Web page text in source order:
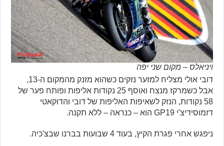
ויניאלס – מקום שני יפה
דובי אולי מצליח למזער נזקים כשהוא מזנק מהמקום ה-13,
אבל כשמרקז מנצח ואוסף 25 נקודות אליפות ופותח פער של
58 נקודות, הנזק לשאיפות האליפות של דובי והדוקאטי
דזמוסידיצ'י GP19 הוא – כנראה – ללא תקנה.
ניפגש אחרי פגרת הקיץ, בעוד 4 שבועות בברנו שבצ'כיה.